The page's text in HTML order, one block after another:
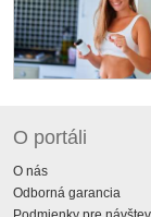
O portáli
O nás
Odborná garancia